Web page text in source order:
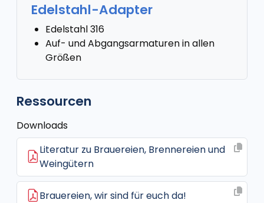
Edelstahl-Adapter
Edelstahl 316
Auf- und Abgangsarmaturen in allen
Größen
Ressourcen
Downloads
Literatur zu Brauereien, Brennereien und
Weingütern
Brauereien, wir sind für euch da!